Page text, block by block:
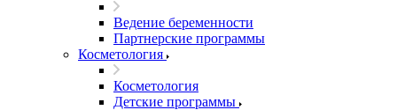
Ведение беременности
Партнерские программы
Косметология
Косметология
Детские программы